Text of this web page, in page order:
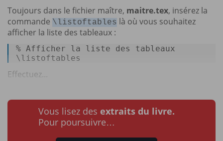
Toujours dans le fichier maître, maitre.tex, insérez la
commande \listoftables là où vous souhaitez
afficher la liste des tableaux :
% Afficher la liste des tableaux
\listoftables
Effectuez...
Vous lisez des extraits du livre.
Pour poursuivre…